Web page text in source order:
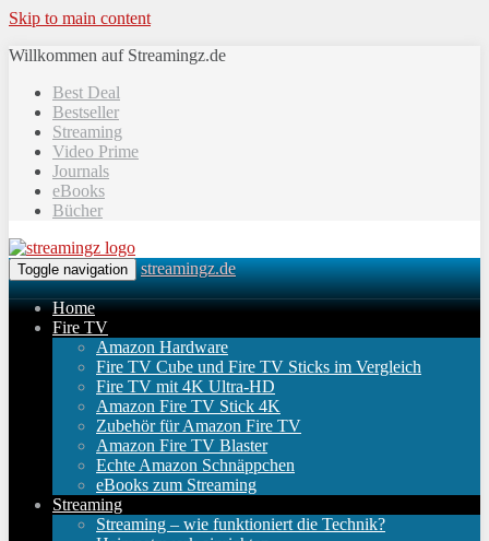
Skip to main content
Willkommen auf Streamingz.de
Best Deal
Bestseller
Streaming
Video Prime
Journals
eBooks
Bücher
Toggle navigation streamingz.de
Home
Fire TV
Amazon Hardware
Fire TV Cube und Fire TV Sticks im Vergleich
Fire TV mit 4K Ultra-HD
Amazon Fire TV Stick 4K
Zubehör für Amazon Fire TV
Amazon Fire TV Blaster
Echte Amazon Schnäppchen
eBooks zum Streaming
Streaming
Streaming – wie funktioniert die Technik?